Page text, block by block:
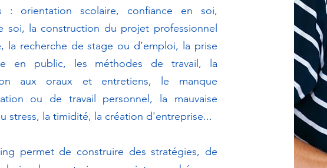
: orientation scolaire, confiance en soi,
soi, la construction du projet professionnel
la recherche de stage ou d’emploi, la prise
en public, les méthodes de travail, la
aux oraux et entretiens, le manque
ou de travail personnel, la mauvaise
stress, la timidité, la création d'entreprise...
permet de construire des stratégies, de